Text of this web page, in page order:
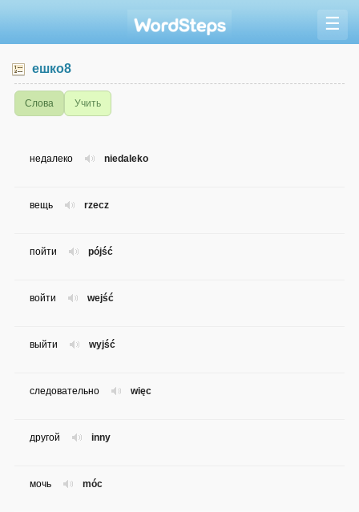
☰
ешко8
Слова Учить
niedaleko
недалеко
rzecz
вещь
pójść
пойти
wejść
войти
wyjść
выйти
więc
следовательно
inny
другой
móc
мочь